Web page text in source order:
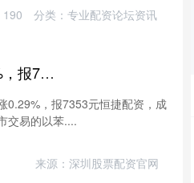
190 分类： 专业配资论坛资讯
恒捷配资 6月12日苯乙烯期货收盘上涨0.29%，报7353元
0.29%，报7353元恒捷配资，成
交易的以苯....
来源：深圳股票配资官网
4694.44 43.13 0.93%